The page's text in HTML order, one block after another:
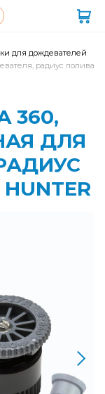
для дождевателей
радиус полива
360,
ДЛЯ